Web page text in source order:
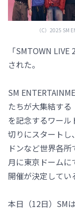
（C）2025 SM
「SMTOWN
された。
SM
たちが大集結する
を記念するワー
切りにスタートし
ドンなど世界各
月に東京ドームに
開催が決定してい
本日（12日）SM